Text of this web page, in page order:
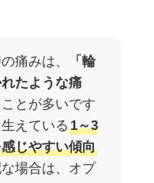
痛みは、
「輪
たような痛
とが多いです
えている 1～3
じやすい傾向
場合は、オプ